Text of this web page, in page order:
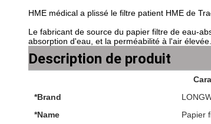
HME médical a plissé le filtre patient HME de
Le fabricant de source du papier filtre de eau-
absorption d'eau, et la perméabilité à l'air
Description de produit
*Brand
*Name
Papier